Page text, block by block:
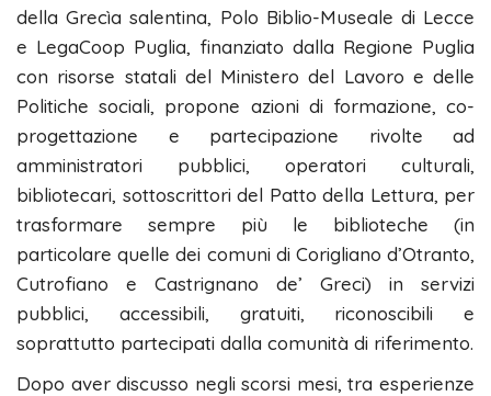
della Grecìa salentina, Polo Biblio-Museale di Lecce
e LegaCoop Puglia, finanziato dalla Regione Puglia
con risorse statali del Ministero del Lavoro e delle
Politiche sociali, propone azioni di formazione, co-
progettazione e partecipazione rivolte ad
amministratori pubblici, operatori culturali,
bibliotecari, sottoscrittori del Patto della Lettura, per
trasformare sempre più le biblioteche (in
particolare quelle dei comuni di Corigliano d’Otranto,
Cutrofiano e Castrignano de’ Greci) in servizi
pubblici, accessibili, gratuiti, riconoscibili e
soprattutto partecipati dalla comunità di riferimento.
Dopo aver discusso negli scorsi mesi, tra esperienze